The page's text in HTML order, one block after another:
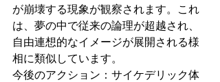
が崩壊する現象が観察されます。これ
は、夢の中で従来の論理が超越され、
自由連想的なイメージが展開される様
相に類似しています。
今後のアクション：サイケデリック体